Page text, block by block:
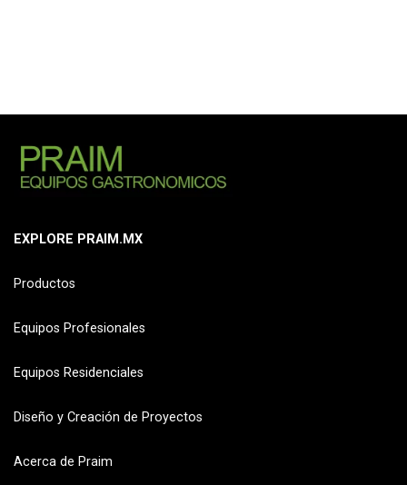
EXPLORE PRAIM.MX
Productos
Equipos Profesionales
Equipos Residenciales
Diseño y Creación de Proyectos
Acerca de Praim